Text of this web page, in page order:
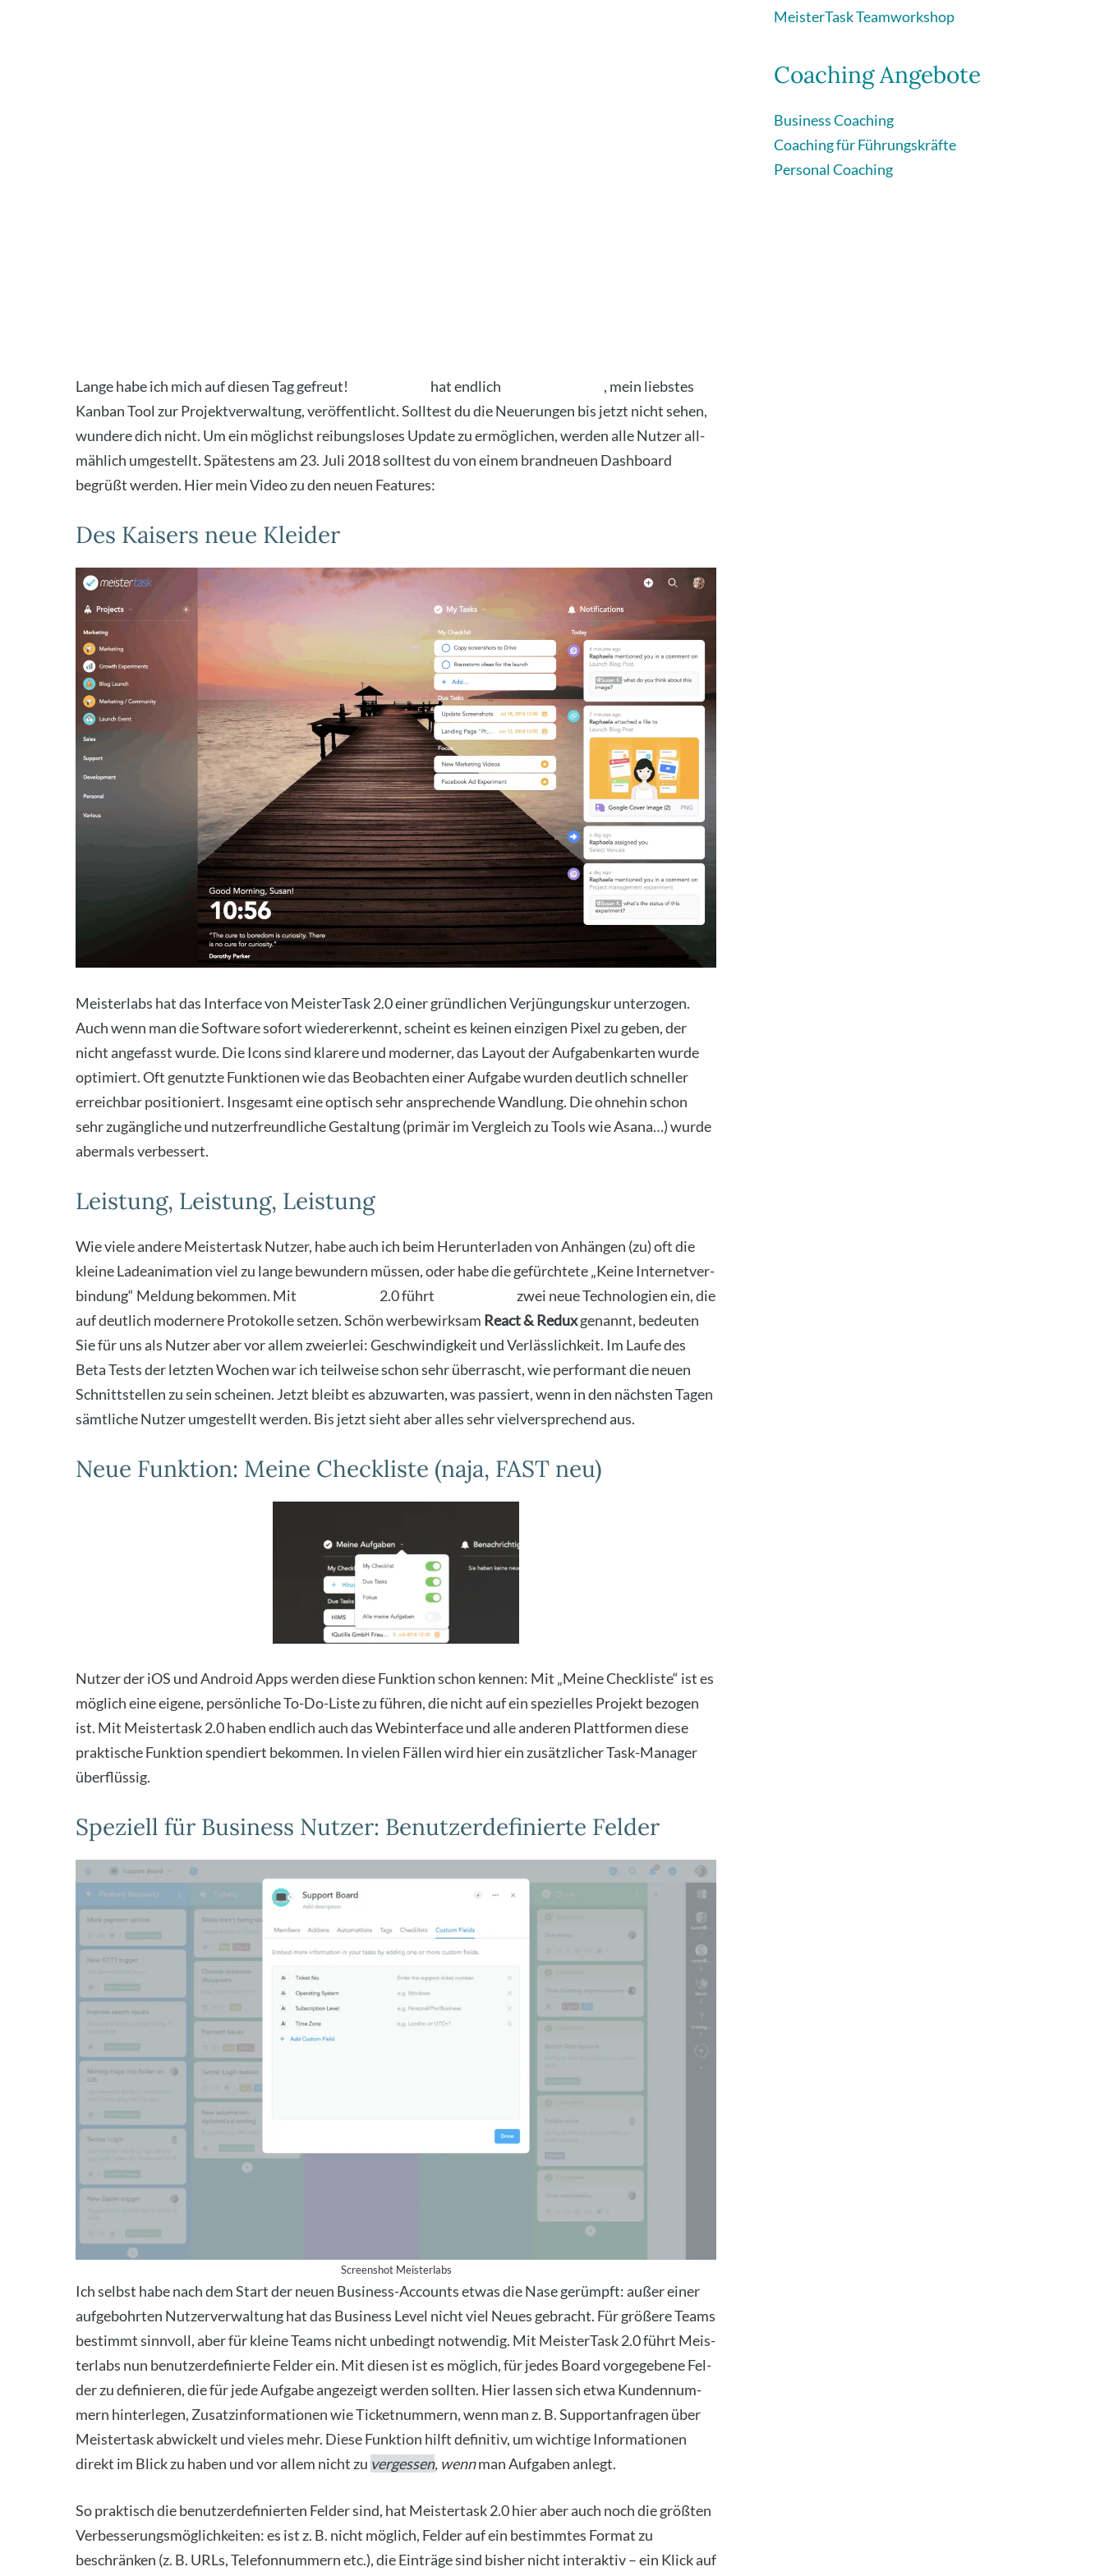
Lan­ge habe ich mich auf die­sen Tag gefreut! hat end­lich
, mein liebs­tes
Kan­ban Tool zur Pro­jekt­ver­wal­tung, ver­öf­fent­licht. Soll­test du die Neue­run­gen bis jetzt nicht sehen,
wun­de­re dich nicht. Um ein mög­lichst rei­bungs­lo­ses Update zu ermög­li­chen, wer­den alle Nut­zer all­
mäh­lich umge­stellt. Spä­tes­tens am 23. Juli 2018 soll­test du von einem brand­neu­en Dash­board
begrüßt wer­den. Hier mein Video zu den neu­en Fea­tures:
Des Kaisers neue Kleider
Meis­terlabs hat das Inter­face von Meis­ter­Task 2.0 einer gründ­li­chen Ver­jün­gungs­kur unter­zo­gen.
Auch wenn man die Soft­ware sofort wie­der­erkennt, scheint es kei­nen ein­zi­gen Pixel zu geben, der
nicht ange­fasst wur­de. Die Icons sind kla­re­re und moder­ner, das Lay­out der Auf­ga­ben­kar­ten wur­de
opti­miert. Oft genutz­te Funk­tio­nen wie das Beob­ach­ten einer Auf­ga­be wur­den deut­lich schnel­ler
erreich­bar posi­tio­niert. Ins­ge­samt eine optisch sehr anspre­chen­de Wand­lung. Die ohne­hin schon
sehr zugäng­li­che und nut­zer­freund­li­che Gestal­tung (pri­mär im Ver­gleich zu Tools wie Asa­na…) wur­de
aber­mals ver­bes­sert.
Leistung, Leistung, Leistung
Wie vie­le ande­re Meis­ter­task Nut­zer, habe auch ich beim Her­un­ter­la­den von Anhän­gen (zu) oft die
klei­ne Lade­ani­ma­ti­on viel zu lan­ge bewun­dern müs­sen, oder habe die gefürch­te­te „Kei­ne Inter­net­ver­
bin­dung“ Mel­dung bekom­men. Mit
2.0 führt
zwei neue Tech­no­lo­gien ein, die
auf deut­lich moder­ne­re Pro­to­kol­le set­zen. Schön wer­be­wirk­sam React & Reduxgenannt, bedeu­ten
Sie für uns als Nut­zer aber vor allem zwei­er­lei: Geschwin­dig­keit und Ver­läss­lich­keit. Im Lau­fe des
Beta Tests der letz­ten Wochen war ich teil­wei­se schon sehr über­rascht, wie per­for­mant die neu­en
Schnitt­stel­len zu sein schei­nen. Jetzt bleibt es abzu­war­ten, was pas­siert, wenn in den nächs­ten Tagen
sämt­li­che Nut­zer umge­stellt wer­den. Bis jetzt sieht aber alles sehr viel­ver­spre­chend aus.
Neue Funktion: Meine Checkliste (naja, FAST neu)
Nut­zer der iOS und Android Apps wer­den die­se Funk­ti­on schon ken­nen: Mit „Mei­ne Check­lis­te“ ist es
mög­lich eine eige­ne, per­sön­li­che To-Do-Lis­te zu füh­ren, die nicht auf ein spe­zi­el­les Pro­jekt bezo­gen
ist. Mit Meis­ter­task 2.0 haben end­lich auch das Web­in­ter­face und alle ande­ren Platt­for­men die­se
prak­ti­sche Funk­ti­on spen­diert bekom­men. In vie­len Fäl­len wird hier ein zusätz­li­cher Task-Mana­ger
über­flüs­sig.
Speziell für Business Nutzer: Benutzerdefinierte Felder
Screen­shot Meis­terlabs
Ich selbst habe nach dem Start der neu­en Busi­ness-Accounts etwas die Nase gerümpft: außer einer
auf­ge­bohr­ten Nut­zer­ver­wal­tung hat das Busi­ness Level nicht viel Neu­es gebracht. Für grö­ße­re Teams
bestimmt sinn­voll, aber für klei­ne Teams nicht unbe­dingt not­wen­dig. Mit Meis­ter­Task 2.0 führt Meis­
terlabs nun benut­zer­de­fi­nier­te Fel­der ein. Mit die­sen ist es mög­lich, für jedes Board vor­ge­ge­be­ne Fel­
der zu defi­nie­ren, die für jede Auf­ga­be ange­zeigt wer­den soll­ten. Hier las­sen sich etwa Kun­den­num­
mern hin­ter­le­gen, Zusatz­in­for­ma­tio­nen wie Ticket­num­mern, wenn man z. B. Sup­port­an­fra­gen über
Meis­ter­task abwi­ckelt und vie­les mehr. Die­se Funk­ti­on hilft defi­ni­tiv, um wich­ti­ge Infor­ma­tio­nen
direkt im Blick zu haben und vor allem nicht zu ver­ges­sen, wennman Auf­ga­ben anlegt.
So prak­tisch die benut­zer­de­fi­nier­ten Fel­der sind, hat Meis­ter­task 2.0 hier aber auch noch die größ­ten
Ver­bes­se­rungs­mög­lich­kei­ten: es ist z. B. nicht mög­lich, Fel­der auf ein bestimm­tes For­mat zu
beschrän­ken (z. B. URLs, Tele­fon­num­mern etc.), die Ein­trä­ge sind bis­her nicht inter­ak­tiv – ein Klick auf
MeisterTask Teamworkshop
Coaching Angebote
Business Coaching
Coaching für Führungskräfte
Personal Coaching